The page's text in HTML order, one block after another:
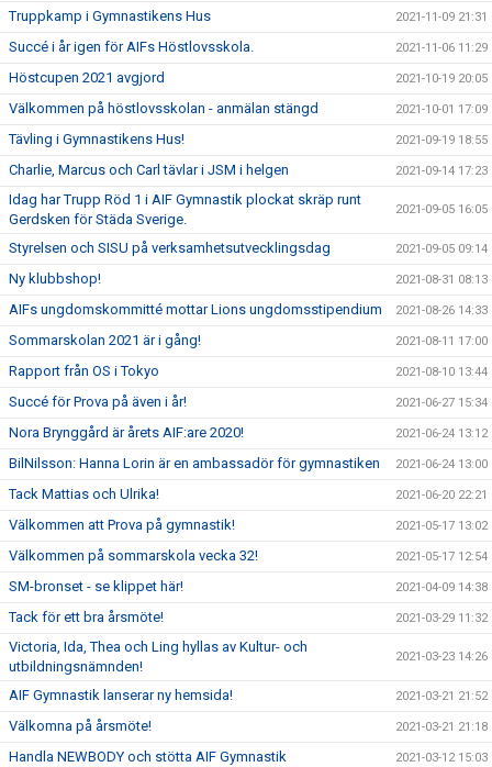
Truppkamp i Gymnastikens Hus 2021-11-09 21:31
Succé i år igen för AIFs Höstlovsskola. 2021-11-06 11:29
Höstcupen 2021 avgjord 2021-10-19 20:05
Välkommen på höstlovsskolan - anmälan stängd 2021-10-01 17:09
Tävling i Gymnastikens Hus! 2021-09-19 18:55
Charlie, Marcus och Carl tävlar i JSM i helgen 2021-09-14 17:23
Idag har Trupp Röd 1 i AIF Gymnastik plockat skräp runt
Gerdsken för Städa Sverige.
2021-09-05 16:05
Styrelsen och SISU på verksamhetsutvecklingsdag 2021-09-05 09:14
Ny klubbshop! 2021-08-31 08:13
AIFs ungdomskommitté mottar Lions ungdomsstipendium 2021-08-26 14:33
Sommarskolan 2021 är i gång! 2021-08-11 17:00
Rapport från OS i Tokyo 2021-08-10 13:44
Succé för Prova på även i år! 2021-06-27 15:34
Nora Brynggård är årets AIF:are 2020! 2021-06-24 13:12
BilNilsson: Hanna Lorin är en ambassadör för gymnastiken 2021-06-24 13:00
Tack Mattias och Ulrika! 2021-06-20 22:21
Välkommen att Prova på gymnastik! 2021-05-17 13:02
Välkommen på sommarskola vecka 32! 2021-05-17 12:54
SM-bronset - se klippet här! 2021-04-09 14:38
Tack för ett bra årsmöte! 2021-03-29 11:32
Victoria, Ida, Thea och Ling hyllas av Kultur- och
utbildningsnämnden!
2021-03-23 14:26
AIF Gymnastik lanserar ny hemsida! 2021-03-21 21:52
Välkomna på årsmöte! 2021-03-21 21:18
Handla NEWBODY och stötta AIF Gymnastik 2021-03-12 15:03